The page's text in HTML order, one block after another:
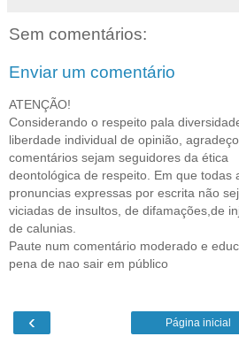
Sem comentários:
Enviar um comentário
ATENÇÃO!
Considerando o respeito pala
liberdade individual de opinião,
comentários sejam seguidores da ética
deontológica de respeito. Em que todas
pronuncias expressas por escrita não
viciadas de insultos, de difamações,de
de calunias.
Paute num comentário moderado e
pena de nao sair em público
‹ Página inicial